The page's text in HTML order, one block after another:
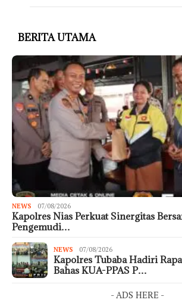
BERITA UTAMA
NEWS 07/08/2026
Kapolres Nias Perkuat Sinergitas
Pengemudi…
NEWS 07/08/2026
Kapolres Tubaba Hadiri
Bahas KUA-PPAS P…
- ADS HERE -